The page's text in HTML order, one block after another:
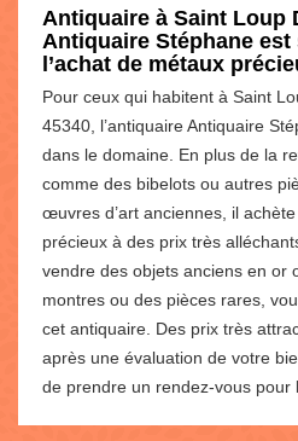
Antiquaire à Saint Loup
Antiquaire Stéphane
l’achat de métaux
Pour ceux qui habitent à Saint
45340, l’antiquaire Antiquaire
dans le domaine. En plus de la
comme des bibelots ou autres
œuvres d’art anciennes, il
précieux à des prix très
vendre des objets anciens en or
montres ou des pièces rares,
cet antiquaire. Des prix très
après une évaluation de votre
de prendre un rendez-vous pour